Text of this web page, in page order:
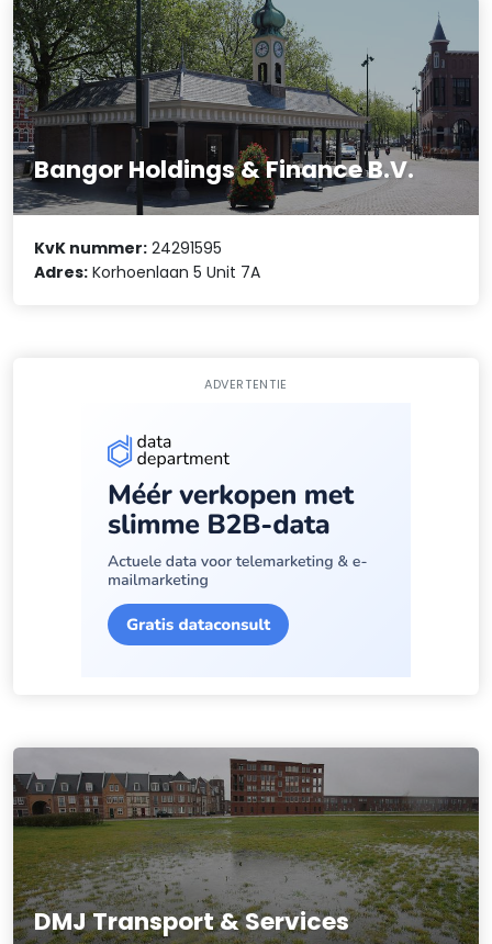
Bangor Holdings & Finance B.V.
KvK nummer: 24291595
Adres: Korhoenlaan 5 Unit 7A
ADVERTENTIE
DMJ Transport & Services